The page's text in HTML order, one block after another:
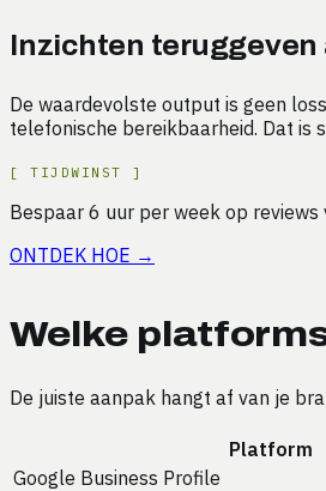
Inzichten
De waardevolste output is geen
telefonische bereikbaarheid. Dat is
[TIJDWINST ]
Bespaar 6 uur per week op reviews
ONTDEK HOE →
Welke
De juiste aanpak hangt af van je
Platform
Google Business Profile